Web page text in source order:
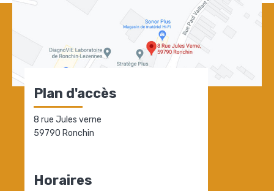
Plan d'accès
8 rue Jules verne
59790 Ronchin
Horaires